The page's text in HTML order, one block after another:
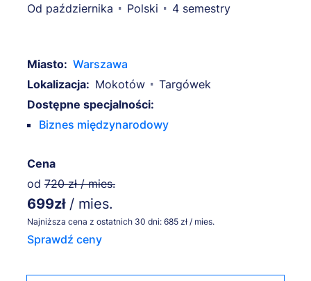
Od października
Polski 4 semestry
Miasto: Warszawa
Lokalizacja: Mokotów
Targówek
Dostępne specjalności:
Biznes międzynarodowy
Cena
od 720 zł / mies.
699zł / mies.
Najniższa cena z ostatnich 30 dni: 685 zł / mies.
Sprawdź ceny